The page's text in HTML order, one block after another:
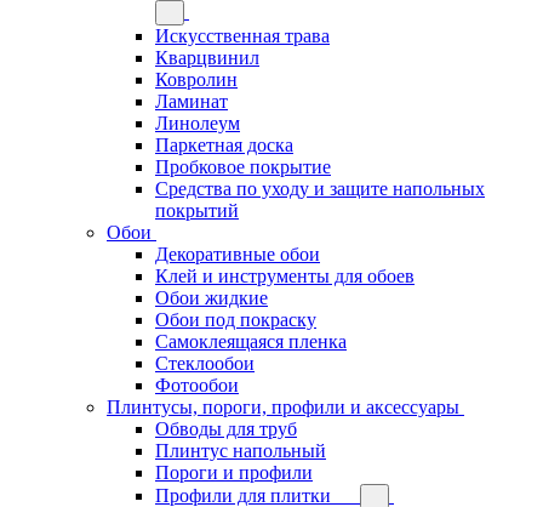
Искусственная трава
Кварцвинил
Ковролин
Ламинат
Линолеум
Паркетная доска
Пробковое покрытие
Средства по уходу и защите напольных
покрытий
Обои
Декоративные обои
Клей и инструменты для обоев
Обои жидкие
Обои под покраску
Самоклеящаяся пленка
Стеклообои
Фотообои
Плинтусы, пороги, профили и аксессуары
Обводы для труб
Плинтус напольный
Пороги и профили
Профили для плитки